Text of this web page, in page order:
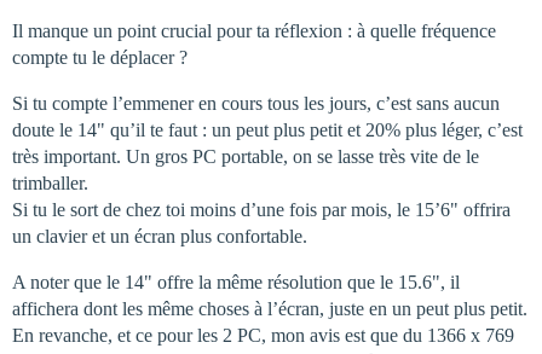
Il manque un point crucial pour ta réflexion : à quelle fréquence
compte tu le déplacer ?
Si tu compte l’emmener en cours tous les jours, c’est sans aucun
doute le 14" qu’il te faut : un peut plus petit et 20% plus léger, c’est
très important. Un gros PC portable, on se lasse très vite de le
trimballer.
Si tu le sort de chez toi moins d’une fois par mois, le 15’6" offrira
un clavier et un écran plus confortable.
A noter que le 14" offre la même résolution que le 15.6", il
affichera dont les même choses à l’écran, juste en un peut plus petit.
En revanche, et ce pour les 2 PC, mon avis est que du 1366 x 769